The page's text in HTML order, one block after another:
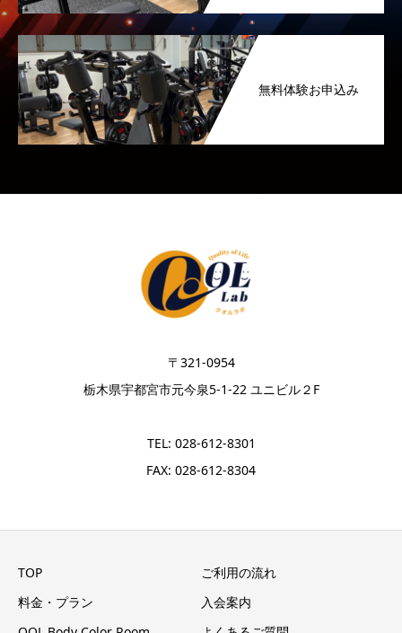
無料体験お申込み
〒321-0954
栃木県宇都宮市元今泉5-1-22 ユニビル２F
TEL: 028-612-8301
FAX: 028-612-8304
TOP
ご利用の流れ
料金・プラン
入会案内